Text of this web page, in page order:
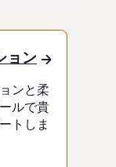
ョン
ンと柔
ルで貴
トしま